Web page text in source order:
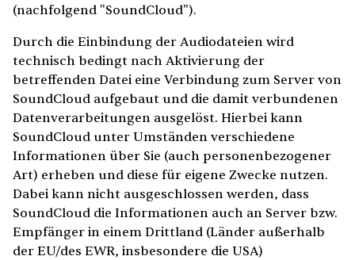
(nachfolgend "SoundCloud").
Durch die Einbindung der Audiodateien wird
technisch bedingt nach Aktivierung der
betreffenden Datei eine Verbindung zum Server von
SoundCloud aufgebaut und die damit verbundenen
Datenverarbeitungen ausgelöst. Hierbei kann
SoundCloud unter Umständen verschiedene
Informationen über Sie (auch personenbezogener
Art) erheben und diese für eigene Zwecke nutzen.
Dabei kann nicht ausgeschlossen werden, dass
SoundCloud die Informationen auch an Server bzw.
Empfänger in einem Drittland (Länder außerhalb
der EU/des EWR, insbesondere die USA)